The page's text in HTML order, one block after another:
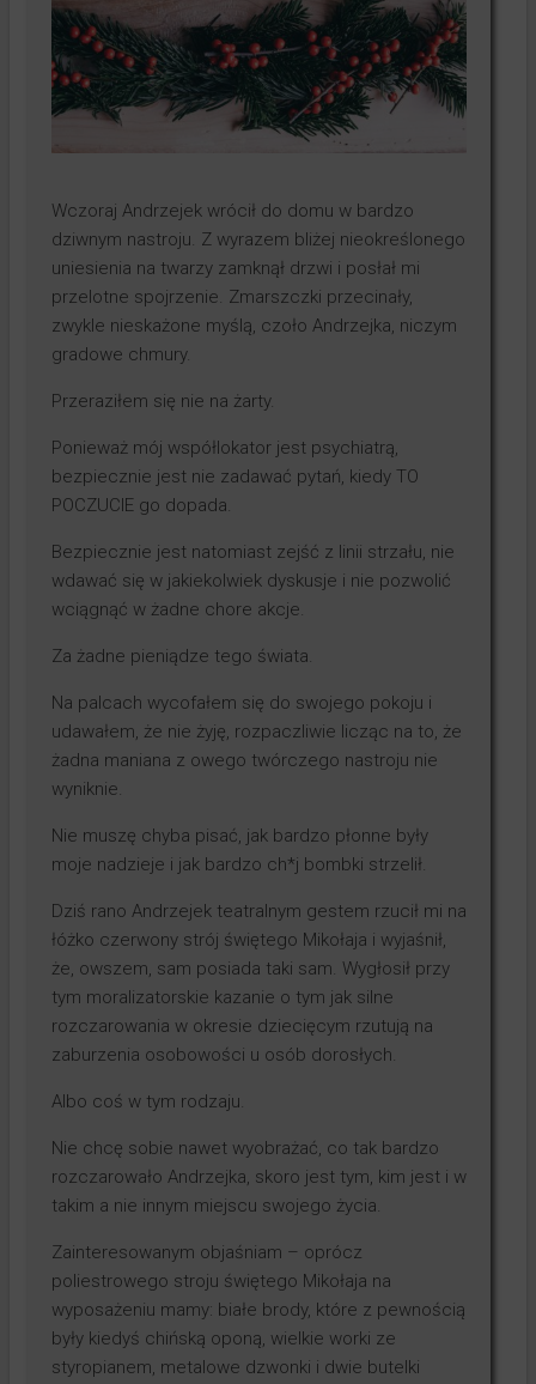
Testy produktów
Księgowość
Kontakt
Wczoraj Andrzejek wrócił do domu w bardzo
dziwnym nastroju. Z wyrazem bliżej nieokreślonego
uniesienia na twarzy zamknął drzwi i posłał mi
przelotne spojrzenie. Zmarszczki przecinały,
zwykle nieskażone myślą, czoło Andrzejka, niczym
gradowe chmury.
Przeraziłem się nie na żarty.
Ponieważ mój współlokator jest psychiatrą,
bezpiecznie jest nie zadawać pytań, kiedy TO
POCZUCIE go dopada.
Bezpiecznie jest natomiast zejść z linii strzału, nie
wdawać się w jakiekolwiek dyskusje i nie pozwolić
wciągnąć w żadne chore akcje.
Za żadne pieniądze tego świata.
Na palcach wycofałem się do swojego pokoju i
udawałem, że nie żyję, rozpaczliwie licząc na to, że
żadna maniana z owego twórczego nastroju nie
wyniknie.
Nie muszę chyba pisać, jak bardzo płonne były
moje nadzieje i jak bardzo ch*j bombki strzelił.
Dziś rano Andrzejek teatralnym gestem rzucił mi na
łóżko czerwony strój świętego Mikołaja i wyjaśnił,
że, owszem, sam posiada taki sam. Wygłosił przy
tym moralizatorskie kazanie o tym jak silne
rozczarowania w okresie dziecięcym rzutują na
zaburzenia osobowości u osób dorosłych.
Albo coś w tym rodzaju.
Nie chcę sobie nawet wyobrażać, co tak bardzo
rozczarowało Andrzejka, skoro jest tym, kim jest i w
takim a nie innym miejscu swojego życia.
Zainteresowanym objaśniam – oprócz
poliestrowego stroju świętego Mikołaja na
wyposażeniu mamy: białe brody, które z pewnością
były kiedyś chińską oponą, wielkie worki ze
styropianem, metalowe dzwonki i dwie butelki